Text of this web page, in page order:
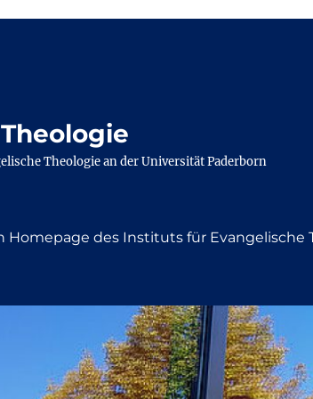
Theologie an der Universität Paderborn
Homepage des Instituts für